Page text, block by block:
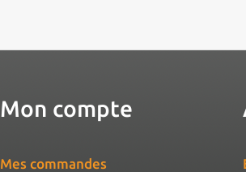
Mon compte
Mes commandes